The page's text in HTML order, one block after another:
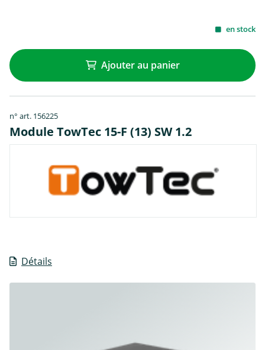
en stock
Ajouter au panier
n° art. 156225
Module TowTec 15-F (13) SW 1.2
Détails